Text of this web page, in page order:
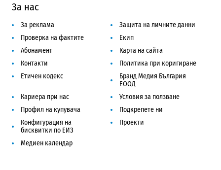
За нас
За реклама
Защита на личните данни
Проверка на фактите
Екип
Абонамент
Карта на сайта
Контакти
Политика при коригиране
Етичен кодекс
Бранд Медия България
ЕООД
Кариера при нас
Условия за ползване
Профил на купувача
Подкрепете ни
Конфигурация на
бисквитки по ЕИЗ
Проекти
Медиен календар